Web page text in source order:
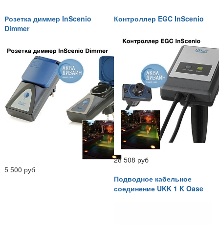
Розетка диммер InScenio
Dimmer
5 500 руб
Контроллер EGC InScenio
28 508 руб
Подводное кабельное
соединение UKK 1 K Oase